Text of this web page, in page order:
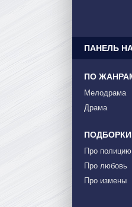
ПАНЕЛЬ
ПО
Мелодрама
Драма
ПОДБОРКИ
Про полицию
Про любовь
Про измены